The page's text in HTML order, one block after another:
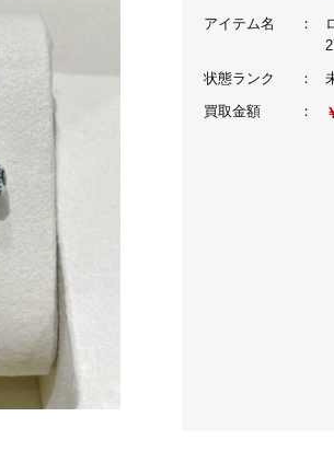
アイテム名
：
状態ランク
：
買取金額
：